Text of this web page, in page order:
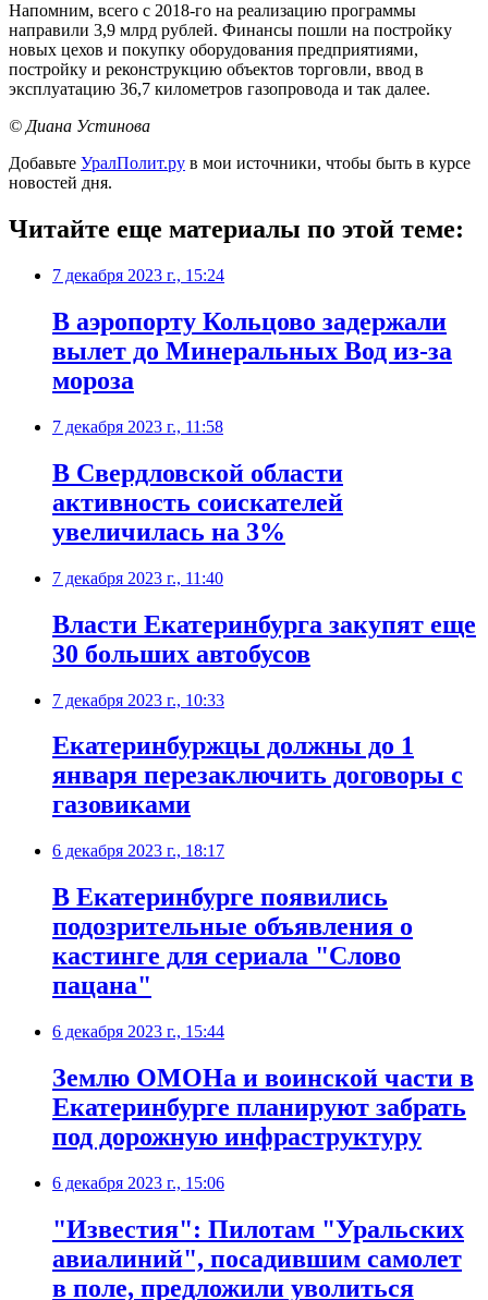
Напомним, всего с 2018-го на реализацию программы
направили 3,9 млрд рублей. Финансы пошли на постройку
новых цехов и покупку оборудования предприятиями,
постройку и реконструкцию объектов торговли, ввод в
эксплуатацию 36,7 километров газопровода и так далее.
© Диана Устинова
Добавьте УралПолит.ру в мои источники, чтобы быть в курсе
новостей дня.
Читайте еще материалы по этой теме:
7 декабря 2023 г., 15:24
В аэропорту Кольцово задержали
вылет до Минеральных Вод из-за
мороза
7 декабря 2023 г., 11:58
В Свердловской области
активность соискателей
увеличилась на 3%
7 декабря 2023 г., 11:40
Власти Екатеринбурга закупят еще
30 больших автобусов
7 декабря 2023 г., 10:33
Екатеринбуржцы должны до 1
января перезаключить договоры с
газовиками
6 декабря 2023 г., 18:17
В Екатеринбурге появились
подозрительные объявления о
кастинге для сериала "Слово
пацана"
6 декабря 2023 г., 15:44
Землю ОМОНа и воинской части в
Екатеринбурге планируют забрать
под дорожную инфраструктуру
6 декабря 2023 г., 15:06
"Известия": Пилотам "Уральских
авиалиний", посадившим самолет
в поле, предложили уволиться